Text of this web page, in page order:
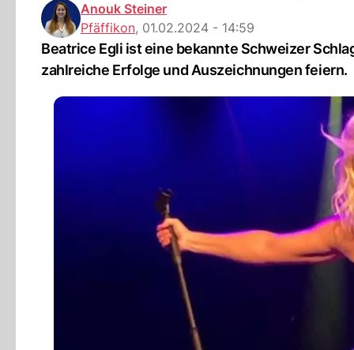
Anouk Steiner
Pfäffikon, 01.02.2024 - 14:59
Beatrice Egli ist eine bekannte Schweizer
zahlreiche Erfolge und Auszeichnungen feiern.